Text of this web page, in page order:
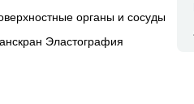
органы и сосуды
Эластография